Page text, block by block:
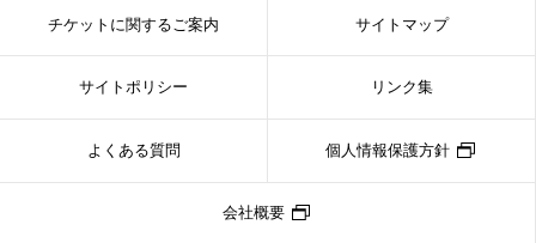
チケットに関するご案内 サイトマップ
サイトポリシー リンク集
よくある質問 個人情報保護方針
会社概要